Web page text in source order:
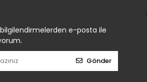
e-posta ile
Gönder